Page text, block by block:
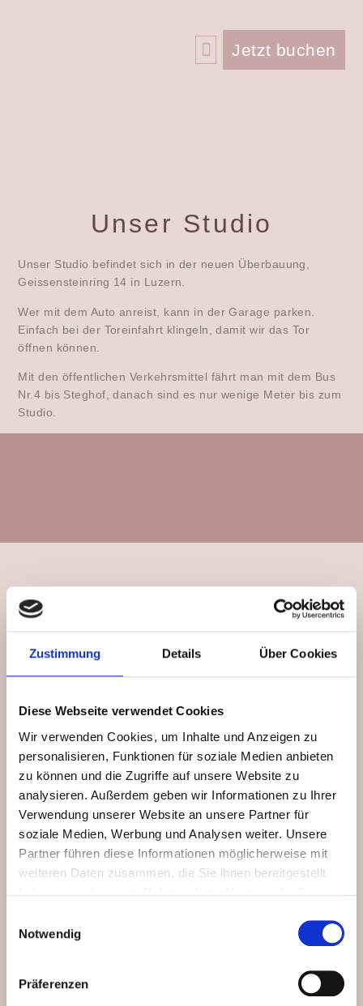
Zustimmung Details Über Cookies
Diese Webseite verwendet Cookies
Wir verwenden Cookies, um Inhalte und Anzeigen zu
personalisieren, Funktionen für soziale Medien anbieten
zu können und die Zugriffe auf unsere Website zu
analysieren. Außerdem geben wir Informationen zu Ihrer
Verwendung unserer Website an unsere Partner für
soziale Medien, Werbung und Analysen weiter. Unsere
Partner führen diese Informationen möglicherweise mit
weiteren Daten zusammen, die Sie ihnen bereitgestellt
Notwendig
Präferenzen
Jetzt buchen
Unser Studio
Unser Studio befindet sich in der neuen Überbauung,
Geissensteinring 14 in Luzern.
Wer mit dem Auto anreist, kann in der Garage parken.
Einfach bei der Toreinfahrt klingeln, damit wir das Tor
öffnen können.
Mit den öffentlichen Verkehrsmittel fährt man mit dem Bus
Nr.4 bis Steghof, danach sind es nur wenige Meter bis zum
Studio.
+41782684006